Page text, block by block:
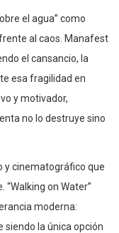
el agua” como
al caos. Manafest
el cansancio, la
esa fragilidad en
y motivador,
no lo destruye sino
y cinematográfico que
on Water”
moderna:
siendo la única opción